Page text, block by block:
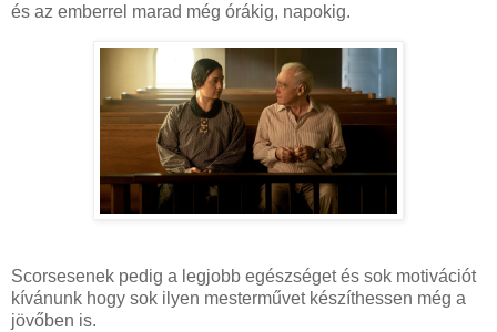
és az emberrel marad még órákig, napokig.
Scorsesenek pedig a legjobb egészséget és sok motivációt
kívánunk hogy sok ilyen mesterművet készíthessen még a
jövőben is.